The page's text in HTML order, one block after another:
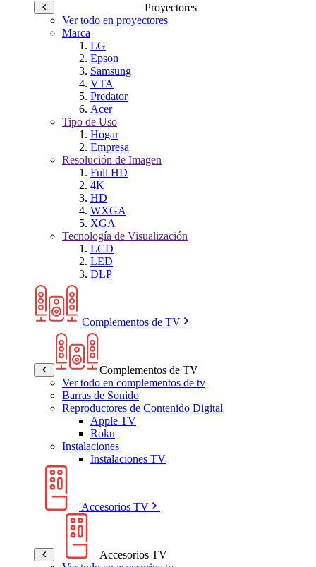
Proyectores
Ver todo en proyectores
Marca
LG
Epson
Samsung
VTA
Predator
Acer
Tipo de Uso
Hogar
Empresa
Resolución de Imagen
Full HD
4K
HD
WXGA
XGA
Tecnología de Visualización
LCD
LED
DLP
Complementos de TV
Complementos de TV
Ver todo en complementos de tv
Barras de Sonido
Reproductores de Contenido Digital
Apple TV
Roku
Instalaciones
Instalaciones TV
Accesorios TV
Accesorios TV